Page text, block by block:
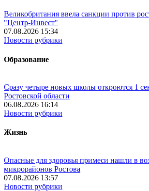
Великобритания ввела санкции против
"Центр-Инвест"
07.08.2026 15:34
Новости рубрики
Образование
Сразу четыре новых школы откроются 1
Ростовской области
06.08.2026 16:14
Новости рубрики
Жизнь
Опасные для здоровья примеси нашли в
микрорайонов Ростова
07.08.2026 13:57
Новости рубрики